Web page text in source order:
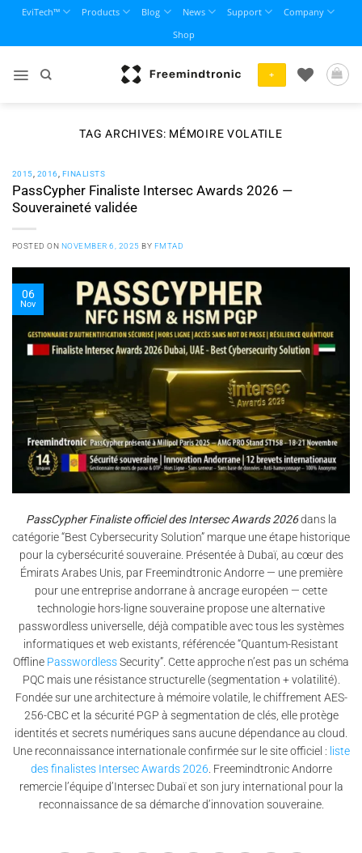
content
EviTech™ Products Blog News Support
Company
Shop
+
TAG ARCHIVES: MÉMOIRE VOLATILE
2015 2016 FINALISTS
PassCypher Finaliste Intersec Awards 2026 —
Souveraineté validée
POSTED ON NOVEMBER 6, 2025 BY FMTAD
06
Nov
PassCypher Finaliste officiel des Intersec Awards 2026dans la
catégorie “Best Cybersecurity Solution” marque une étape historique
pour la cybersécurité souveraine. Présentée à Dubaï, au cœur des
Émirats Arabes Unis, par Freemindtronic Andorre — une première
pour une entreprise andorrane à ancrage européen — cette
technologie hors-ligne souveraine propose une alternative
passwordless universelle, déjà compatible avec tous les systèmes
informatiques et web existants, référencée “Quantum-Resistant
Offline PasswordlessSecurity”. Cette approche n’est pas un schéma
PQC mais une résistance structurelle (segmentation + volatilité).
Fondée sur une architecture à mémoire volatile, le chiffrement AES-
256-CBC et la sécurité PGP à segmentation de clés, elle protège
identités et secrets numériques sans aucune dépendance au cloud.
Une reconnaissance internationale confirmée sur le site officiel : liste
des finalistes Intersec Awards 2026 . Freemindtronic Andorre
remercie l’équipe d’Intersec Dubaï et son jury international pour la
reconnaissance de sa démarche d’innovation souveraine.